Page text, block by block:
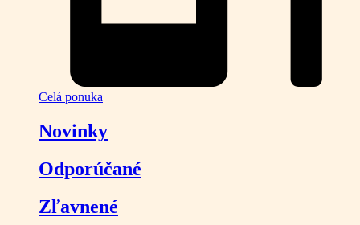
Celá ponuka
Novinky
Odporúčané
Zľavnené